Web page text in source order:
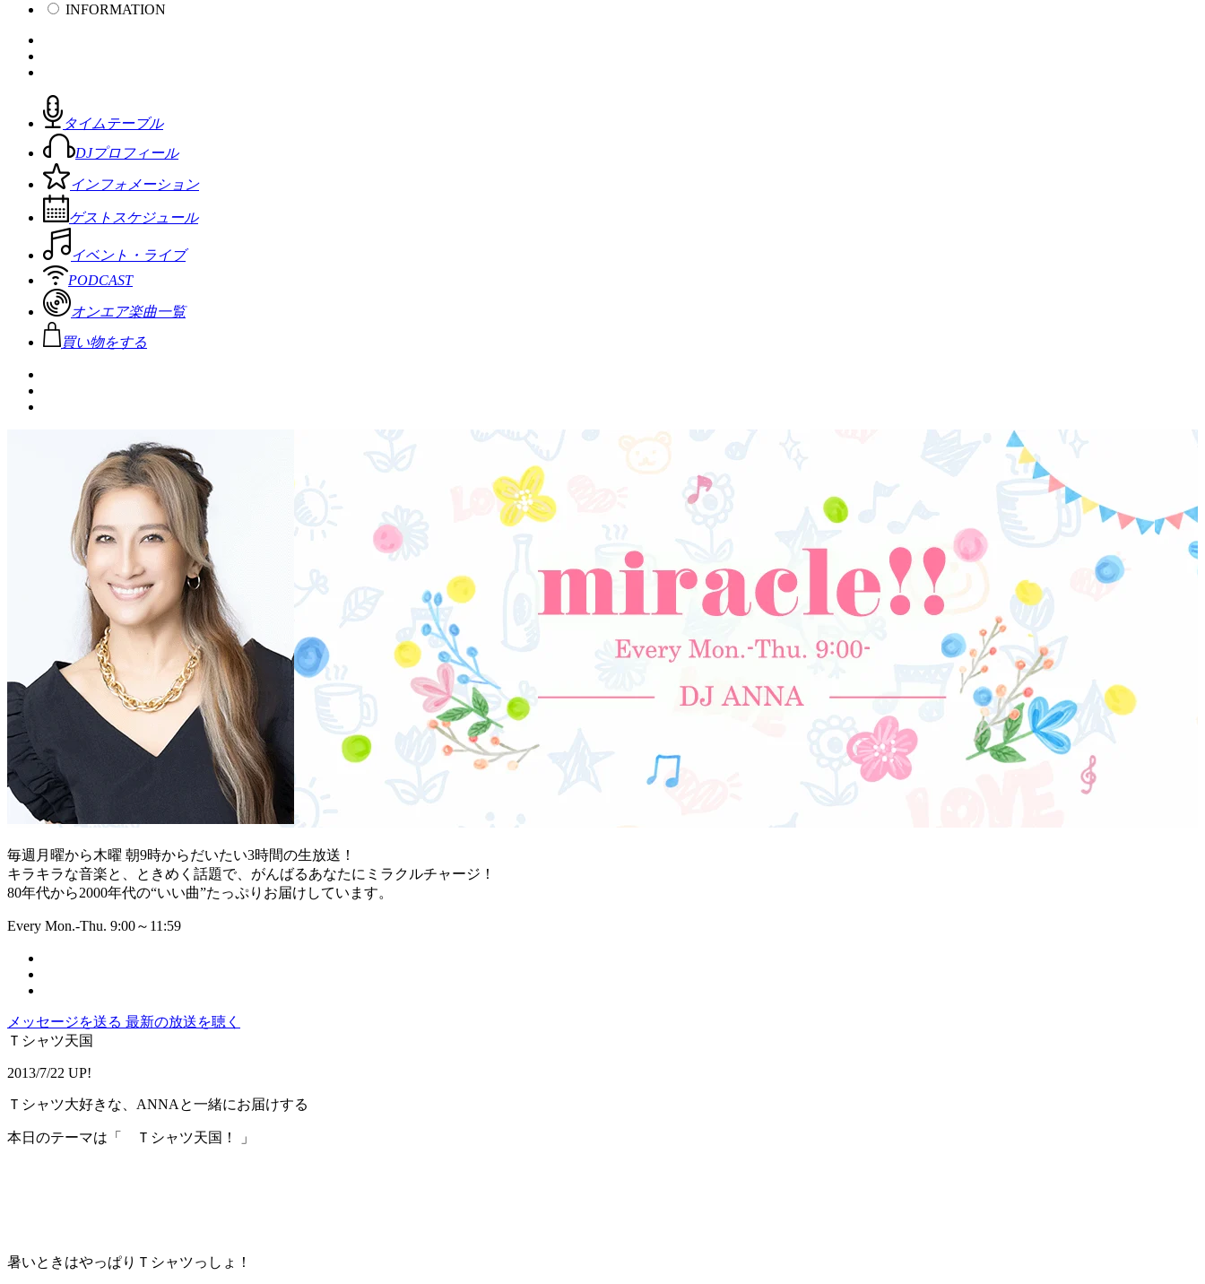
INFORMATION
タイムテーブル
DJプロフィール
インフォメーション
ゲストスケジュール
イベント・ライブ
PODCAST
オンエア楽曲一覧
買い物をする
毎週月曜から木曜 朝9時からだいたい3時間の生放送！
キラキラな音楽と、ときめく話題で、がんばるあなたにミラクルチャージ！
80年代から2000年代の“いい曲”たっぷりお届けしています。
Every Mon.-Thu. 9:00～11:59
メッセージを送る 最新の放送を聴く
Ｔシャツ天国
2013/7/22 UP!
Ｔシャツ大好きな、ANNAと一緒にお届けする
本日のテーマは「 Ｔシャツ天国！ 」
暑いときはやっぱりＴシャツっしょ！